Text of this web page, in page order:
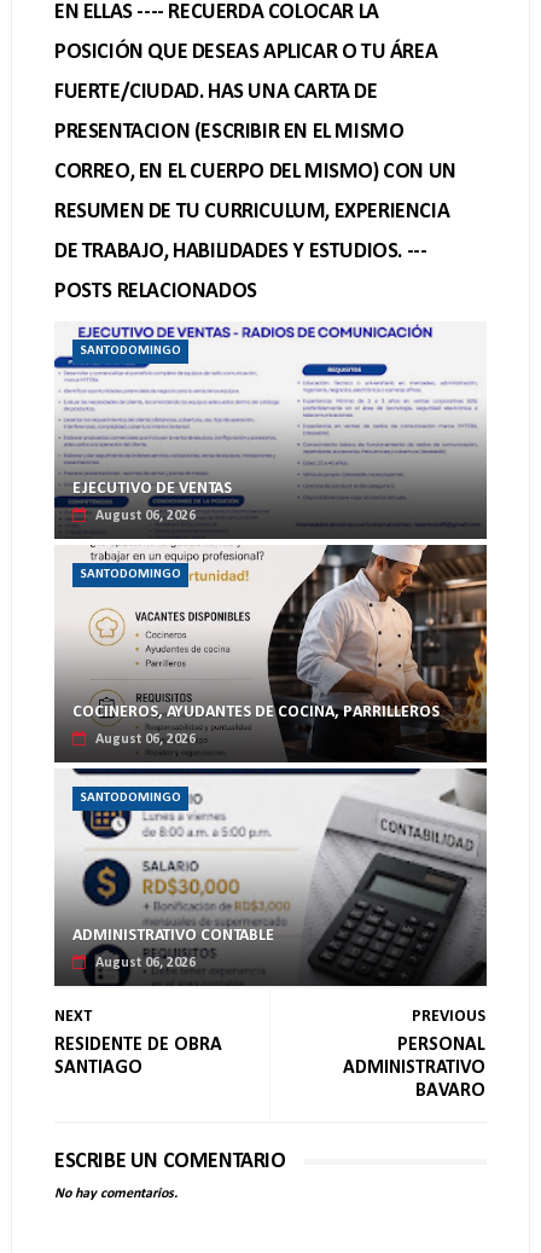
EN ELLAS ---- RECUERDA COLOCAR LA
POSICIÓN QUE DESEAS APLICAR O TU ÁREA
FUERTE/CIUDAD. HAS UNA CARTA DE
PRESENTACION (ESCRIBIR EN EL MISMO
CORREO, EN EL CUERPO DEL MISMO) CON UN
RESUMEN DE TU CURRICULUM, EXPERIENCIA
DE TRABAJO, HABILIDADES Y ESTUDIOS. ---
POSTS RELACIONADOS
SANTODOMINGO
EJECUTIVO DE VENTAS
August 06, 2026
SANTODOMINGO
COCINEROS, AYUDANTES DE COCINA, PARRILLEROS
August 06, 2026
SANTODOMINGO
ADMINISTRATIVO CONTABLE
August 06, 2026
NEXT
RESIDENTE DE OBRA
SANTIAGO
PREVIOUS
PERSONAL
ADMINISTRATIVO
BAVARO
ESCRIBE UN COMENTARIO
No hay comentarios.